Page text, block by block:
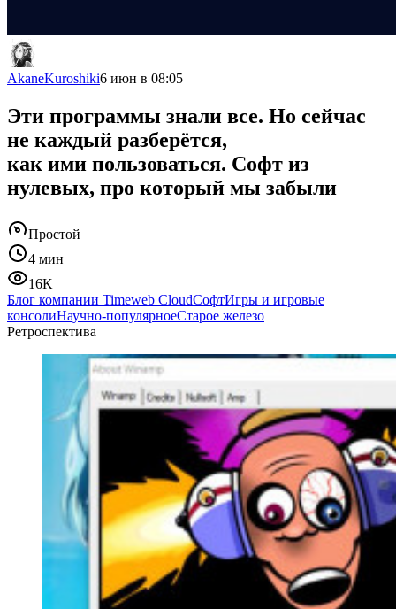
AkaneKuroshiki6 июн в 08:05
Эти программы знали все. Но сейчас
не каждый разберётся,
как ими пользоваться. Софт из
нулевых, про который мы забыли
Простой
4 мин
16K
Блог компании Timeweb CloudСофтИгры и игровые
консолиНаучно-популярноеСтарое железо
Ретроспектива